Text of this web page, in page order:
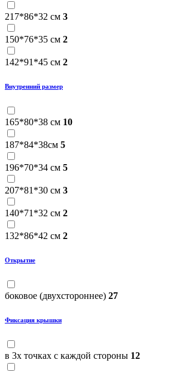
217*86*32 см 3
150*76*35 см 2
142*91*45 см 2
Внутренний размер
165*80*38 см 10
187*84*38см 5
196*70*34 см 5
207*81*30 см 3
140*71*32 см 2
132*86*42 см 2
Открытие
боковое (двухстороннее) 27
Фиксация крышки
в 3х точках с каждой стороны 12